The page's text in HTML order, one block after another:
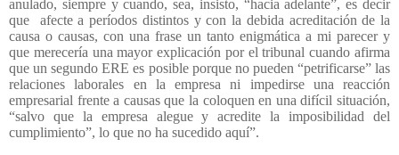
anulado, siempre y cuando, sea, insisto, “hacia adelante”, es decir
que
afecte a períodos distintos y con la debida acreditación de la
causa o causas, con una frase un tanto enigmática a mi parecer y
que merecería una mayor explicación por el tribunal cuando afirma
que un segundo ERE es posible porque no pueden “petrificarse” las
relaciones laborales en la empresa ni impedirse una reacción
empresarial frente a causas que la coloquen en una difícil situación,
“salvo que la empresa alegue y acredite la imposibilidad del
cumplimiento”, lo que no ha sucedido aquí”.